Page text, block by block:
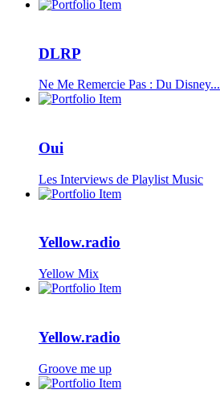
DLRP
Ne Me Remercie Pas : Du Disney...
Oui
Les Interviews de Playlist Music
Yellow.radio
Yellow Mix
Yellow.radio
Groove me up